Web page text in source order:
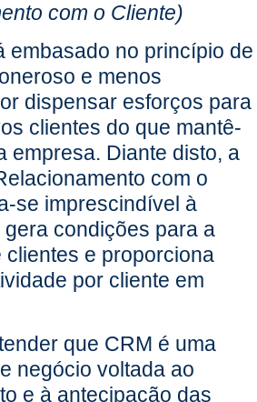
com o Cliente)
embasado no princípio de
e menos
dispensar esforços para
clientes do que mantê-
empresa. Diante disto, a
com o
se imprescindível à
gera condições para a
clientes e proporciona
por cliente em
que CRM é uma
negócio voltada ao
e à antecipação das